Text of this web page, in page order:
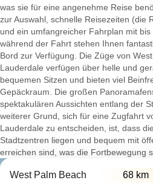
was sie für eine angenehme Reise
zur Auswahl, schnelle Reisezeiten (die
und ein umfangreicher Fahrplan mit
während der Fahrt stehen Ihnen
Bord zur Verfügung. Die Züge von
Lauderdale verfügen über helle und
bequemen Sitzen und bieten viel
Gepäckraum. Die großen
spektakulären Aussichten entlang der
weiterer Grund, sich für eine Zugfahrt
Lauderdale zu entscheiden, ist, dass
Stadtzentren liegen und bequem mit
erreichen sind, was die Fortbewegung
West Palm Beach 68 km